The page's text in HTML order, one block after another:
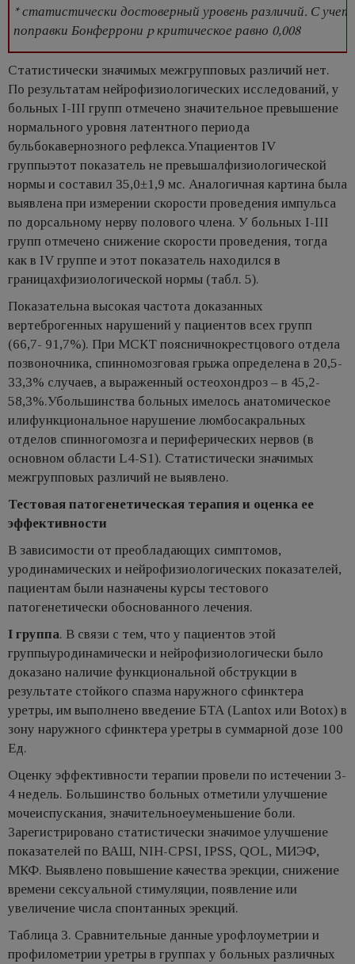
* статистически достоверный уровень различий. С
поправки Бонферрони p критическое равно 0,008
Статистически значимых межгрупповых различий нет.
По результатам нейрофизиологических исследований, у
больных I-III групп отмечено значительное превышение
нормального уровня латентного периода
бульбокавернозного рефлекса.Упациентов IV
группыэтот показатель не превышалфизиологической
нормы и составил 35,0±1,9 мс. Аналогичная картина была
выявлена при измерении скорости проведения импульса
по дорсальному нерву полового члена. У больных I-III
групп отмечено снижение скорости проведения, тогда
как в IV группе и этот показатель находился в
границахфизиологической нормы (табл. 5).
Показательна высокая частота доказанных
вертеброгенных нарушений у пациентов всех групп
(66,7- 91,7%). При МСКТ поясничнокрестцового отдела
позвоночника, спинномозговая грыжа определена в 20,5-
33,3% случаев, а выраженный остеохондроз – в 45,2-
58,3%.Убольшинства больных имелось анатомическое
илифункциональное нарушение люмбосакральных
отделов спинногомозга и периферических нервов (в
основном области L4-S1). Статистически значимых
межгрупповых различий не выявлено.
Тестовая патогенетическая терапия и оценка ее
эффективности
В зависимости от преобладающих симптомов,
уродинамических и нейрофизиологических показателей,
пациентам были назначены курсы тестового
патогенетически обоснованного лечения.
I группа. В связи с тем, что у пациентов этой
группыуродинамически и нейрофизиологически было
доказано наличие функциональной обструкции в
результате стойкого спазма наружного сфинктера
уретры, им выполнено введение БТА (Lantox или Botox) в
зону наружного сфинктера уретры в суммарной дозе 100
Ед.
Оценку эффективности терапии провели по истечении 3-
4 недель. Большинство больных отметили улучшение
мочеиспускания, значительноеуменьшение боли.
Зарегистрировано статистически значимое улучшение
показателей по ВАШ, NIH-CPSI, IPSS, QOL, МИЭФ,
МКФ. Выявлено повышение качества эрекции, снижение
времени сексуальной стимуляции, появление или
увеличение числа спонтанных эрекций.
Таблица 3. Сравнительные данные урофлоуметрии и
профилометрии уретры в группах у больных различных